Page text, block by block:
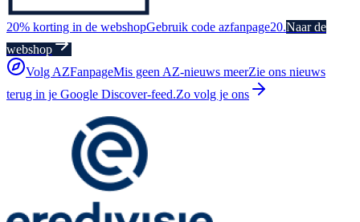
20% korting in de webshopGebruik code azfanpage20.Naar de
webshop
Volg AZFanpageMis geen AZ-nieuws meerZie ons nieuws
terug in je Google Discover-feed.Zo volg je ons